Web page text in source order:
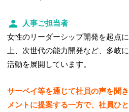
人事ご担当者
女性のリーダーシップ開発を起点
上、次世代の能力開発など、多岐
活動を展開しています。
サーベイ等を通じて社員の声を聞
メントに提案する一方で、社員ひ